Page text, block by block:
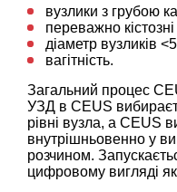
вузлики з грубою
переважно
діаметр вузликів
вагітність.
Загальний процес
УЗД в CEUS
рівні вузла, а CEUS
внутрішньовенно у
розчином.
цифровому вигляді